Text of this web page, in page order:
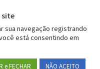
site
sua navegação registrando
está consentindo em
e FECHAR NÃO ACEITO